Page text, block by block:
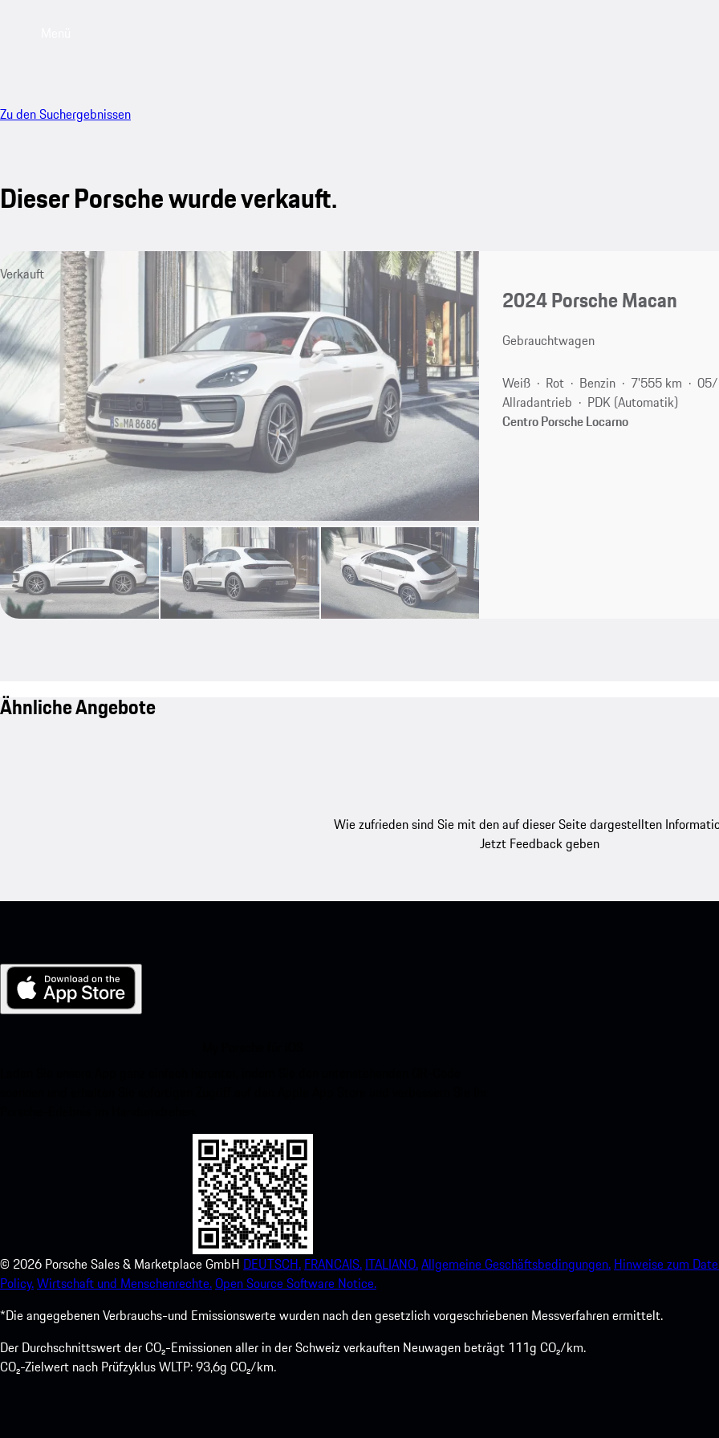
Zu den Suchergebnissen
Dieser Porsche wurde verkauft.
Verkauft
2024 Porsche Macan
Gebrauchtwagen
Weiß Rot Benzin 7'555 km
Allradantrieb
PDK (Automatik)
Centro Porsche Locarno
Ähnliche Angebote
Wie zufrieden sind Sie mit den auf dieser Seite dargestellten
Jetzt Feedback geben
© 2026 Porsche Sales & Marketplace GmbH DEUTSCH. FRANCAIS. ITALIANO.Allgemeine Geschäftsbedingungen. Hinweise zum
Policy.Wirtschaft und Menschenrechte.Open Source Software Notice.
*Die angegebenen Verbrauchs-und Emissionswerte wurden nach den gesetzlich vorgeschriebenen Messverfahren ermittelt.
Der Durchschnittswert der CO₂-Emissionen aller in der Schweiz verkauften Neuwagen beträgt 111g CO₂/km.
CO₂-Zielwert nach Prüfzyklus WLTP: 93,6g CO₂/km.